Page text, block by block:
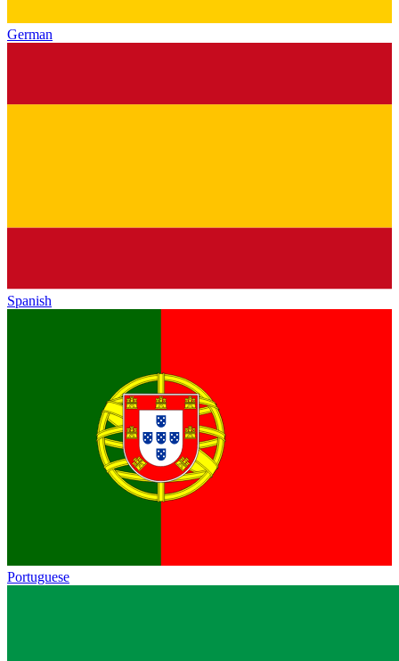
German
Spanish
Portuguese